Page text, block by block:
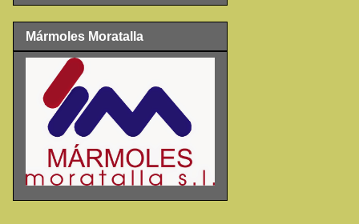
Mármoles Moratalla